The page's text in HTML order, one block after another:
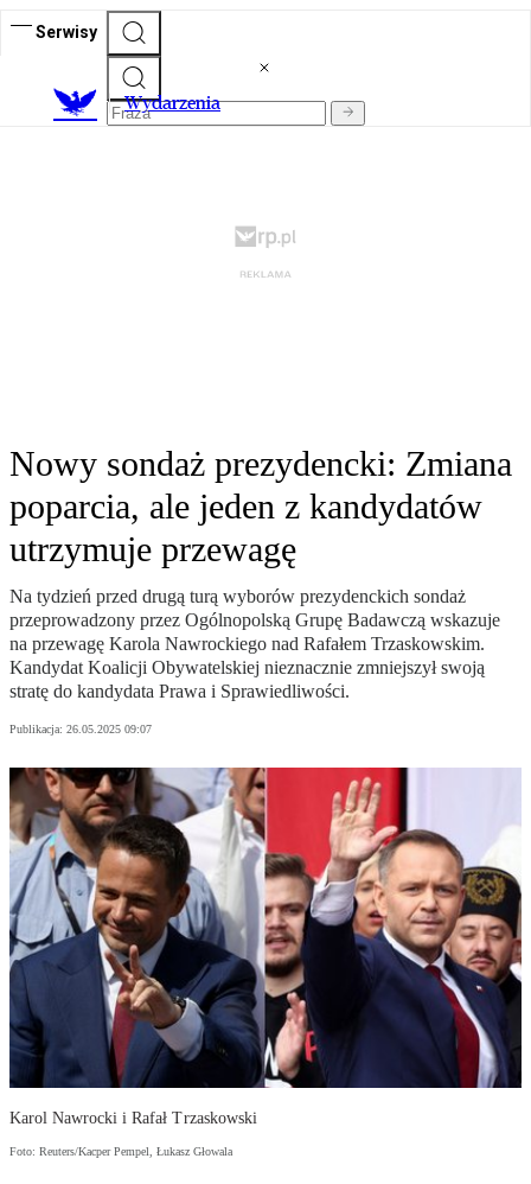
Serwisy
Wydarzenia
Nowy sondaż prezydencki: Zmiana
poparcia, ale jeden z kandydatów
utrzymuje przewagę
Na tydzień przed drugą turą wyborów prezydenckich sondaż
przeprowadzony przez Ogólnopolską Grupę Badawczą wskazuje
na przewagę Karola Nawrockiego nad Rafałem Trzaskowskim.
Kandydat Koalicji Obywatelskiej nieznacznie zmniejszył swoją
stratę do kandydata Prawa i Sprawiedliwości.
Publikacja: 26.05.2025 09:07
Karol Nawrocki i Rafał Trzaskowski
Foto: Reuters/Kacper Pempel, Łukasz Głowala